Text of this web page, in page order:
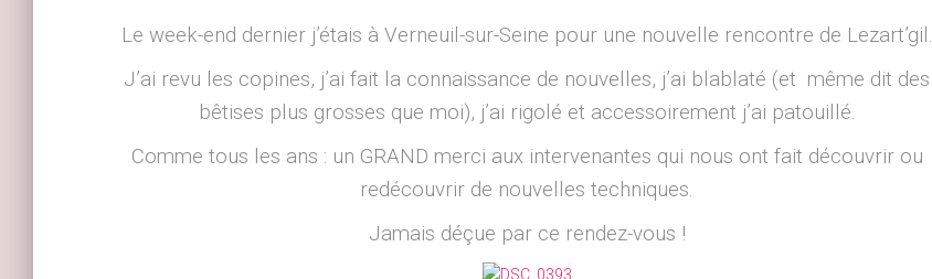
Le week-end dernier j’étais à Verneuil-sur-Seine pour une nouvelle rencontre de Lezart’gil.
J’ai revu les copines, j’ai fait la connaissance de nouvelles, j’ai blablaté (et même dit des
bêtises plus grosses que moi), j’ai rigolé et accessoirement j’ai patouillé.
Comme tous les ans : un GRAND merci aux intervenantes qui nous ont fait découvrir ou
redécouvrir de nouvelles techniques.
Jamais déçue par ce rendez-vous !